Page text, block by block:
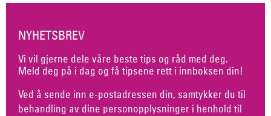
NYHETSBREV
Vi vil gjerne dele våre beste tips og råd med deg.
Meld deg på i dag og få tipsene rett i innboksen din!
Ved å sende inn e-postadressen din, samtykker du til
behandling av dine personopplysninger i henhold til